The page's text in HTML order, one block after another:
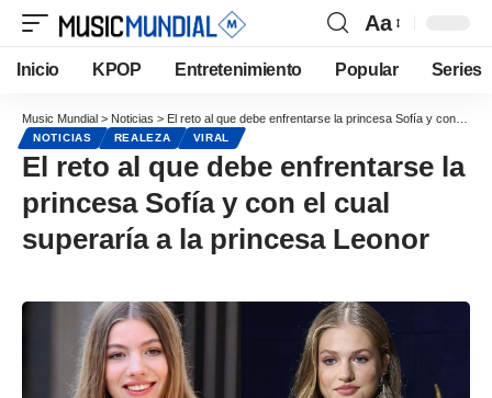
Aa
Inicio KPOP Entretenimiento Popular Series
Music Mundial > Noticias > El reto al que debe enfrentarse la princesa Sofía y con el cual superaría a la princesa Leonor
NOTICIAS REALEZA VIRAL
El reto al que debe enfrentarse la
princesa Sofía y con el cual
superaría a la princesa Leonor